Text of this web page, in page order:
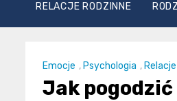
RELACJE RODZINNE
Emocje ,Psychologia ,
Jak